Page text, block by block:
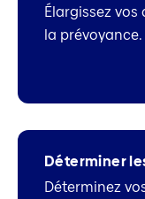
Élargissez
la prévoyance.
Déterminer
Déterminez